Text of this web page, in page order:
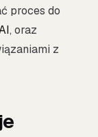
proces do
, oraz
z